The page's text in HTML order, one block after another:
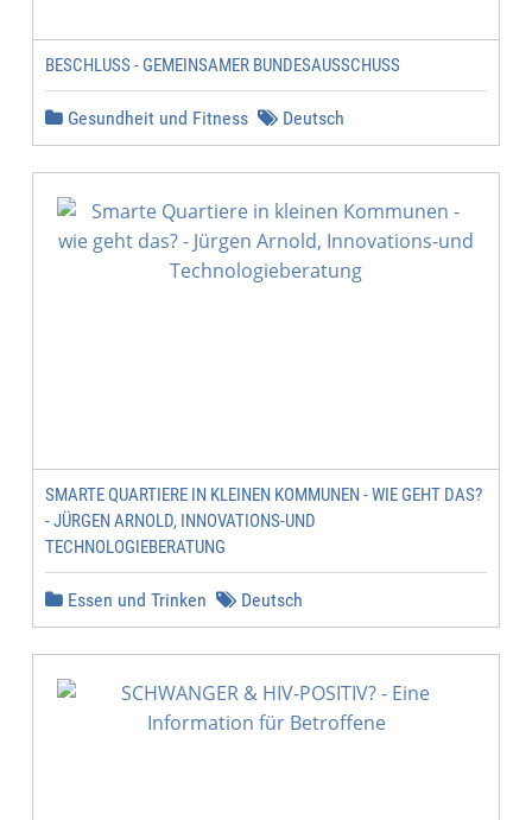
BESCHLUSS - GEMEINSAMER BUNDESAUSSCHUSS
Gesundheit und Fitness Deutsch
SMARTE QUARTIERE IN KLEINEN KOMMUNEN - WIE GEHT DAS?
- JÜRGEN ARNOLD, INNOVATIONS-UND
TECHNOLOGIEBERATUNG
Essen und Trinken Deutsch